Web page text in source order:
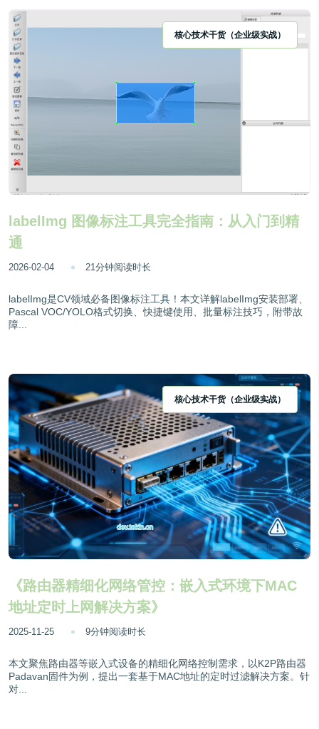
核心技术干货（企业级实战）
labelImg 图像标注工具完全指南：从入门到精
通
2026-02-04 21分钟阅读时长
labelImg是CV领域必备图像标注工具！本文详解labelImg安装部署、
Pascal VOC/YOLO格式切换、快捷键使用、批量标注技巧，附带故
障...
核心技术干货（企业级实战）
《路由器精细化网络管控：嵌入式环境下MAC
地址定时上网解决方案》
2025-11-25 9分钟阅读时长
本文聚焦路由器等嵌入式设备的精细化网络控制需求，以K2P路由器
Padavan固件为例，提出一套基于MAC地址的定时过滤解决方案。针
对...